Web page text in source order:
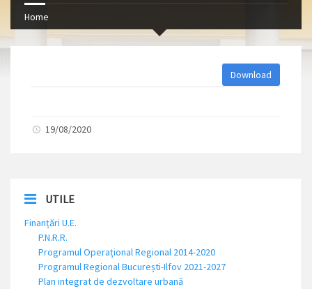
Home
Download
19/08/2020
UTILE
Finanțări U.E.
P.N.R.R.
Programul Operațional Regional 2014-2020
Programul Regional București-Ilfov 2021-2027
Plan integrat de dezvoltare urbană